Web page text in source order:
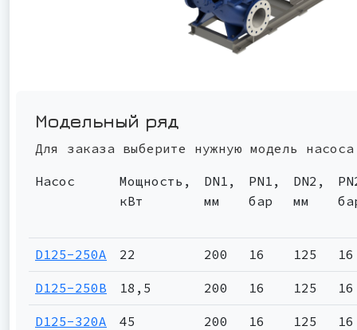
Модельный ряд
Для заказа выберите нужную модель насоса
Насос
Мощность,
кВт
DN1,
мм
PN1,
бар
DN2,
мм
D125-250A 22 200 16 125 16
D125-250B 18,5 200 16 125 16
D125-320A 45 200 16 125 16